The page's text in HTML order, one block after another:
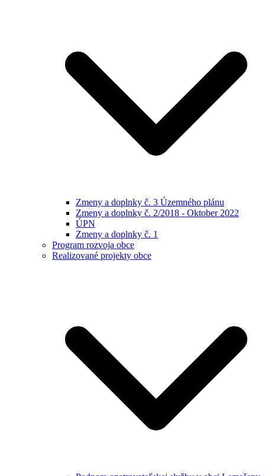
Zmeny a doplnky č. 3 Územného plánu
Zmeny a doplnky č. 2/2018 - Oktober 2022
ÚPN
Zmeny a doplnky č. 1
Program rozvoja obce
Realizované projekty obce